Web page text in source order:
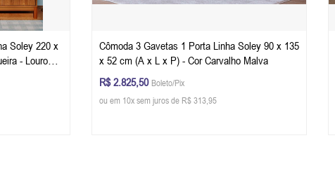
Soley 220 x
Cômoda 3 Gavetas 1 Porta Linha Soley 90 x 135
x 52 cm (A x L x P) - Cor Carvalho Malva
R$ 2.825,50 Boleto/Pix
ou em 10x sem juros de R$ 313,95